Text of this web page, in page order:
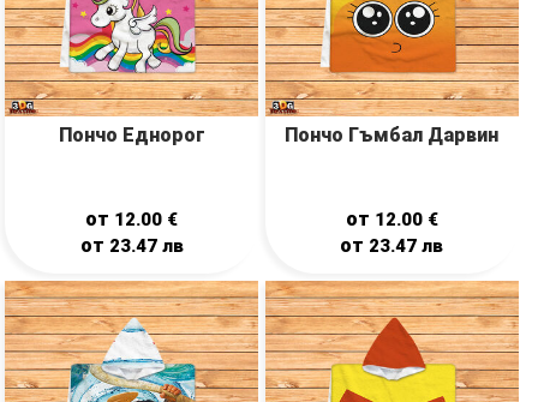
Пончо Еднорог
от 12.00 €
от 23.47 лв
Пончо Гъмбал Дарвин
от 12.00 €
от 23.47лв